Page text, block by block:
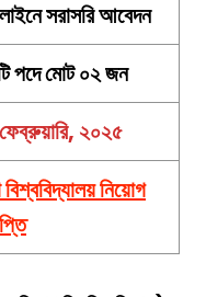
সরাসরি আবেদন
পদে মোট ০২ জন
২০২৫
বিশ্ববিদ্যালয় নিয়োগ